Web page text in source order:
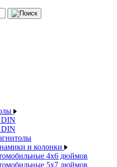
и колонки
4x6 дюймов
5x7 дюймов